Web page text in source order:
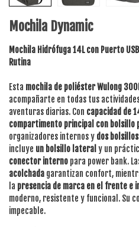
Mochila Dynamic
Mochila Hidrófuga 14L con Puerto
Rutina
Esta mochila de poliéster Wulong
acompañarte en todas tus
aventuras diarias. Con capacidad de
compartimento principal con bolsillo
organizadores internos y dos
incluye un bolsillo lateral y un
conector interno para power bank.
acolchada garantizan confort,
la presencia de marca en el frente e
moderno, resistente y funcional. Su
impecable.